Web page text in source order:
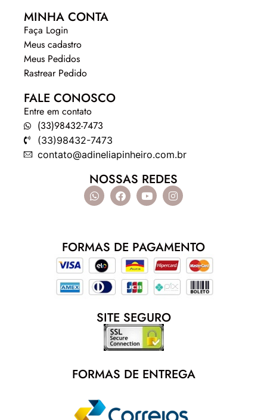
MINHA CONTA
Faça Login
Meus cadastro
Meus Pedidos
Rastrear Pedido
FALE CONOSCO
Entre em contato
(33)98432-7473
(33)98432-7473
contato@adineliapinheiro.com.br
NOSSAS REDES
FORMAS DE PAGAMENTO
SITE SEGURO
FORMAS DE ENTREGA